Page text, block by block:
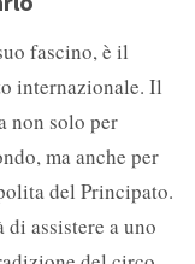
fascino, è il
internazionale. Il
non solo per
ma anche per
del Principato.
assistere a uno